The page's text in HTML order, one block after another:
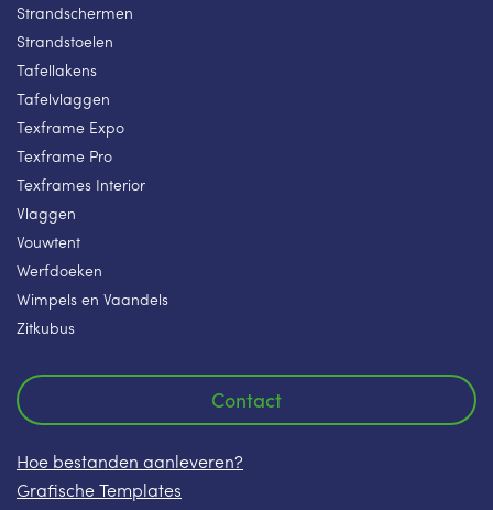
Strandschermen
Strandstoelen
Tafellakens
Tafelvlaggen
Texframe Expo
Texframe Pro
Texframes Interior
Vlaggen
Vouwtent
Werfdoeken
Wimpels en Vaandels
Zitkubus
Contact
Hoe bestanden aanleveren?
Grafische Templates